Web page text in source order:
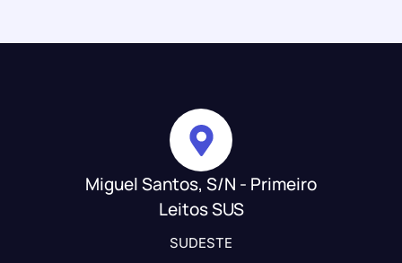
Miguel Santos, S/N - Primeiro
Leitos SUS
SUDESTE